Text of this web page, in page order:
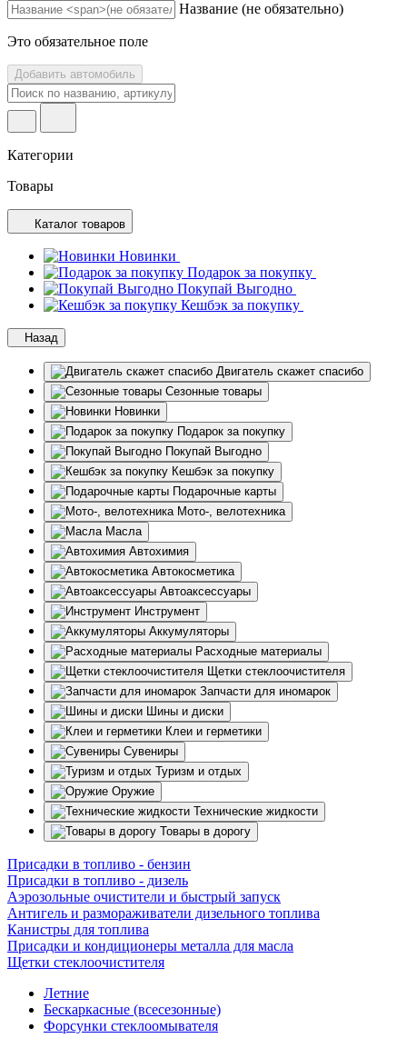
Название (не обязательно)
Это обязательное поле
Добавить автомобиль
Категории
Товары
Каталог товаров
Новинки
Подарок за покупку
Покупай Выгодно
Кешбэк за покупку
Назад
Двигатель скажет спасибо
Сезонные товары
Новинки
Подарок за покупку
Покупай Выгодно
Кешбэк за покупку
Подарочные карты
Мото-, велотехника
Масла
Автохимия
Автокосметика
Автоаксессуары
Инструмент
Аккумуляторы
Расходные материалы
Щетки стеклоочистителя
Запчасти для иномарок
Шины и диски
Клеи и герметики
Сувениры
Туризм и отдых
Оружие
Технические жидкости
Товары в дорогу
Присадки в топливо - бензин
Присадки в топливо - дизель
Аэрозольные очистители и быстрый запуск
Антигель и размораживатели дизельного топлива
Канистры для топлива
Присадки и кондиционеры металла для масла
Щетки стеклоочистителя
Летние
Бескаркасные (всесезонные)
Форсунки стеклоомывателя